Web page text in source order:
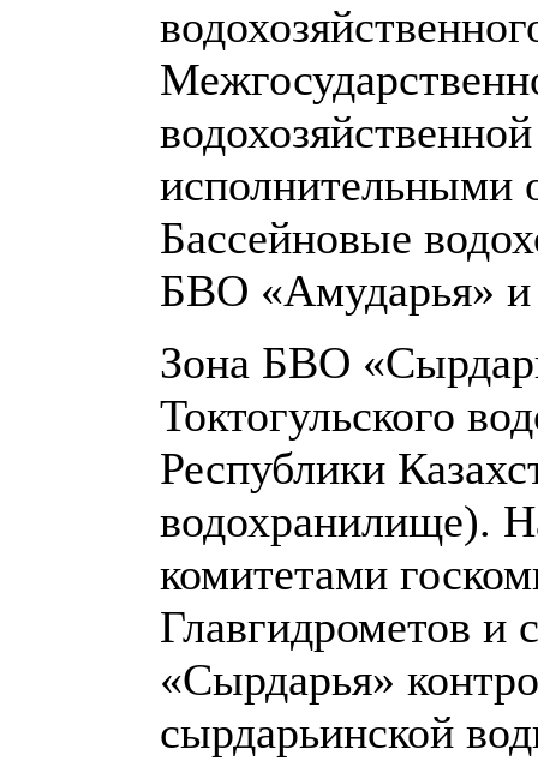
исполнительными
Бассейновые
БВО «Амударья»
Зона БВО
Токтогульского
Республики
водохранилище).
комитетами
Главгидрометов и
«Сырдарья»
сырдарьинской